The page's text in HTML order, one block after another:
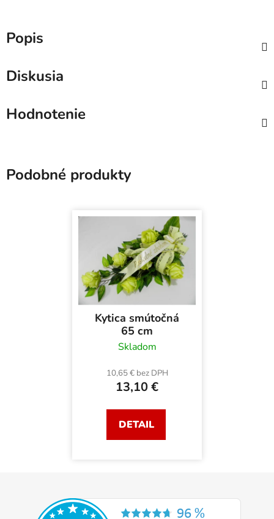
Popis
Diskusia
Hodnotenie
Podobné produkty
Kytica smútočná
65 cm
Skladom
10,65 € bez DPH
13,10 €
DETAIL